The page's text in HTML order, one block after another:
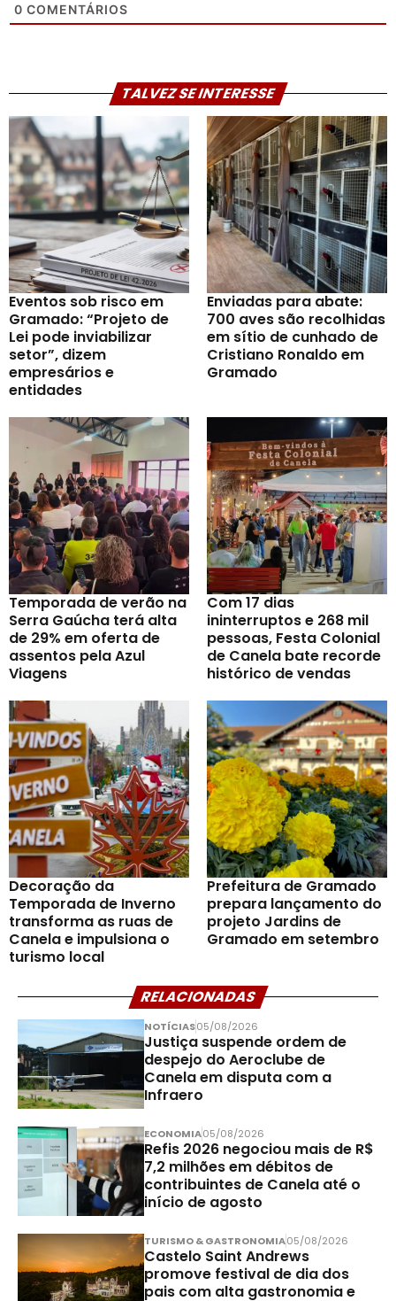
0 COMENTÁRIOS
TALVEZ SE INTERESSE
Eventos sob risco em
Gramado: “Projeto de
Lei pode inviabilizar
setor”, dizem
empresários e
entidades
Enviadas para abate:
700 aves são recolhidas
em sítio de cunhado de
Cristiano Ronaldo em
Gramado
Temporada de verão na
Serra Gaúcha terá alta
de 29% em oferta de
assentos pela Azul
Viagens
Com 17 dias
ininterruptos e 268 mil
pessoas, Festa Colonial
de Canela bate recorde
histórico de vendas
Decoração da
Temporada de Inverno
transforma as ruas de
Canela e impulsiona o
turismo local
Prefeitura de Gramado
prepara lançamento do
projeto Jardins de
Gramado em setembro
RELACIONADAS
NOTÍCIAS05/08/2026
Justiça suspende ordem de
despejo do Aeroclube de
Canela em disputa com a
Infraero
ECONOMIA05/08/2026
Refis 2026 negociou mais de R$
7,2 milhões em débitos de
contribuintes de Canela até o
início de agosto
TURISMO & GASTRONOMIA05/08/2026
Castelo Saint Andrews
promove festival de dia dos
pais com alta gastronomia e